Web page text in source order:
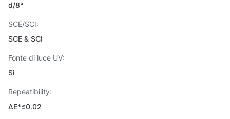
d/8°
SCE/SCI:
SCE & SCI
Fonte di luce UV:
Sì
Repeatibility:
ΔE*≤0.02